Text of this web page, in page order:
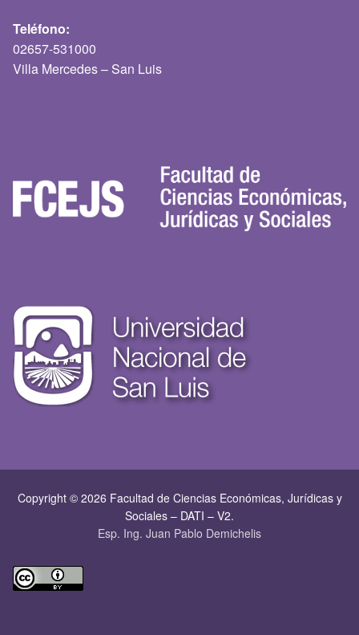
Teléfono:
02657-531000
Villa Mercedes – San Luis
Copyright © 2026 Facultad de Ciencias Económicas, Jurí­dicas y
Sociales – DATI – V2.
Esp. Ing. Juan Pablo Demichelis